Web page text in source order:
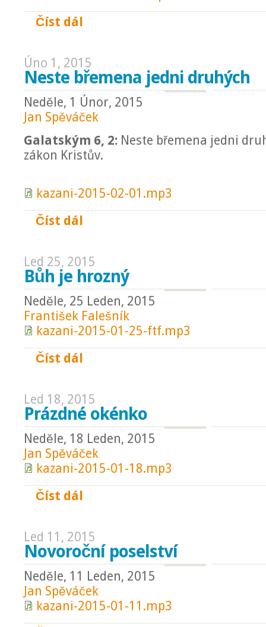
Číst dál
Úno 1, 2015
Neste břemena jedni druhých
Neděle, 1 Únor, 2015
Jan Spěváček
Galatským 6, 2: Neste břemena jedni
zákon Kristův.
kazani-2015-02-01.mp3
Číst dál
Led 25, 2015
Bůh je hrozný
Neděle, 25 Leden, 2015
František Falešník
kazani-2015-01-25-ftf.mp3
Číst dál
Led 18, 2015
Prázdné okénko
Neděle, 18 Leden, 2015
Jan Spěváček
kazani-2015-01-18.mp3
Číst dál
Led 11, 2015
Novoroční poselství
Neděle, 11 Leden, 2015
Jan Spěváček
kazani-2015-01-11.mp3